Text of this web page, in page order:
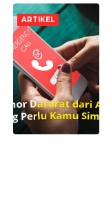
ARTIKEL